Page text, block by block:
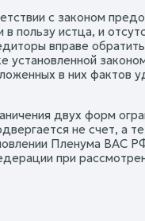
с законом
пользу истца, и
вправе
в них фактов
двух форм
не счет, а
Пленума ВАС
при